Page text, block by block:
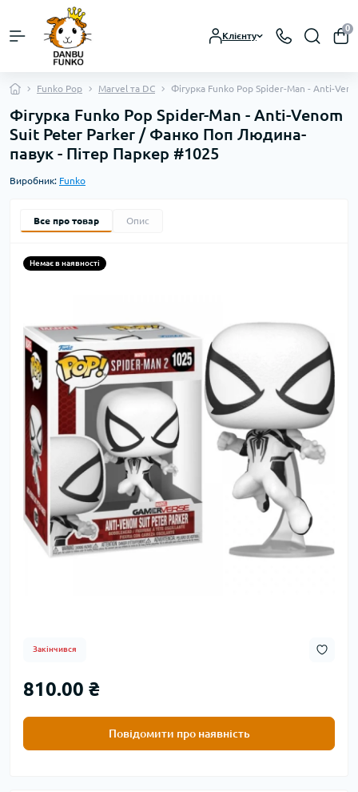
Клієнту
0
Funko Pop Marvel та DC Фігурка Funko Pop Spider-Man - Anti-
Фігурка Funko Pop Spider-Man - Anti-Venom
Suit Peter Parker / Фанко Поп Людина-
павук - Пітер Паркер #1025
Виробник: Funko
Все про товар Опис
Немає в наявності
Закінчився
810.00 ₴
Повідомити про наявність